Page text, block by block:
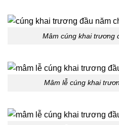
Mâm cúng khai trương
Mâm lễ cúng khai